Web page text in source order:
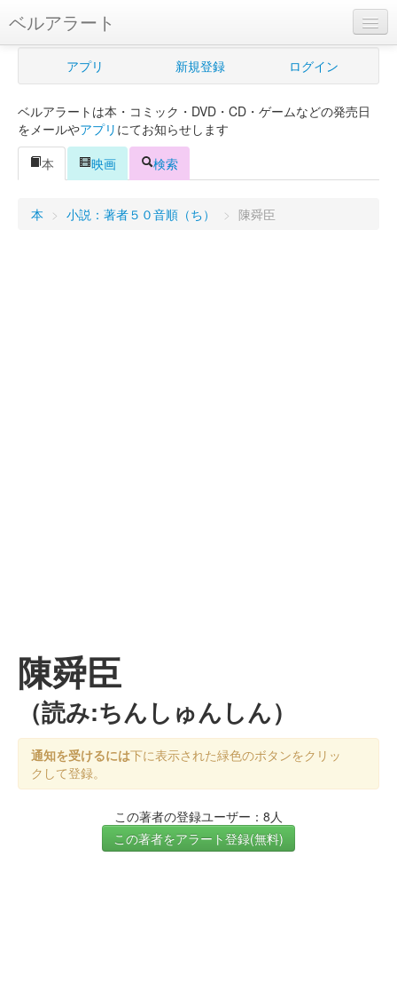
ベルアラート
ベルアラートとは
新規登録
ログイン
アプリ 新規登録 ログイン
ベルアラートは本・コミック・DVD・CD・ゲームなどの発売日
をメールやアプリ にてお知らせします
本
映画 検索
本 > 小説：著者５０音順（ち） > 陳舜臣
陳舜臣
（読み:ちんしゅんしん）
通知を受けるには下に表示された緑色のボタンをクリッ
クして登録。
この著者の登録ユーザー：8人
この著者をアラート登録(無料)